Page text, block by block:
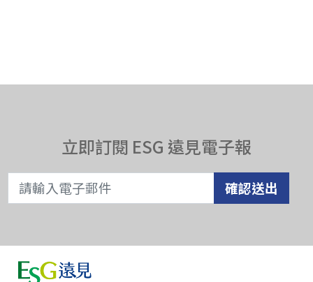
立即訂閱 ESG 遠見電子報
確認送出